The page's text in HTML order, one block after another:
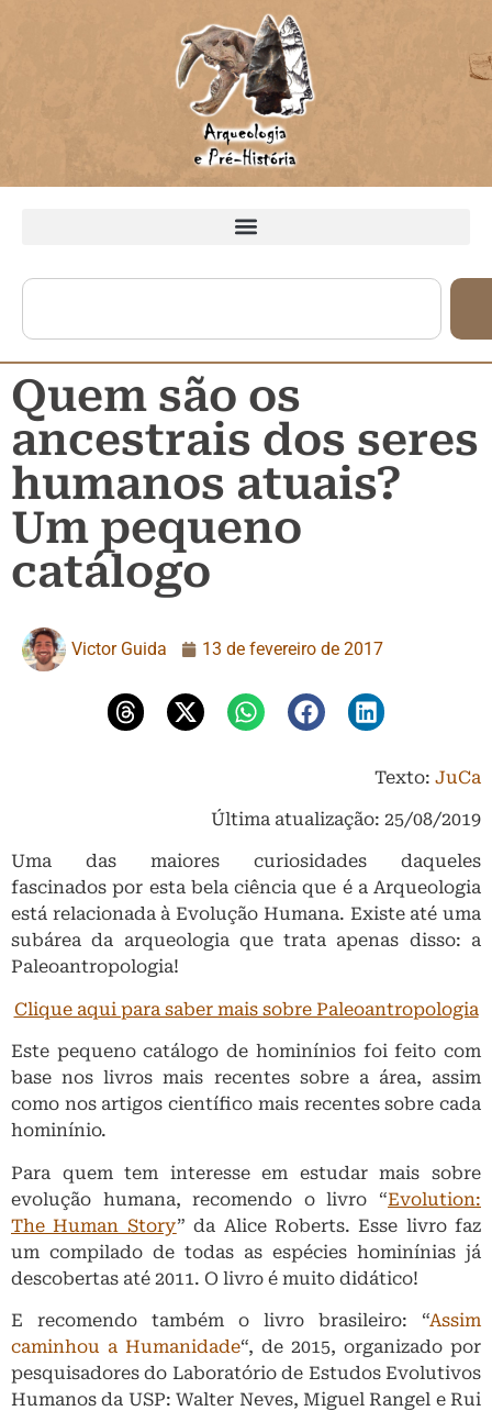
Quem são os
ancestrais dos seres
humanos atuais?
Um pequeno
catálogo
Victor Guida 13 de fevereiro de 2017
Texto: JuCa
Última atualização: 25/08/2019
Uma das maiores curiosidades daqueles
fascinados por esta bela ciência que é a Arqueologia
está relacionada à Evolução Humana. Existe até uma
subárea da arqueologia que trata apenas disso: a
Paleoantropologia!
Clique aqui para saber mais sobre Paleoantropologia
Este pequeno catálogo de hominínios foi feito com
base nos livros mais recentes sobre a área, assim
como nos artigos científico mais recentes sobre cada
hominínio.
Para quem tem interesse em estudar mais sobre
evolução humana, recomendo o livro “Evolution:
The Human Story” da Alice Roberts. Esse livro faz
um compilado de todas as espécies hominínias já
descobertas até 2011. O livro é muito didático!
E recomendo também o livro brasileiro: “Assim
caminhou a Humanidade“, de 2015, organizado por
pesquisadores do Laboratório de Estudos Evolutivos
Humanos da USP: Walter Neves, Miguel Rangel e Rui